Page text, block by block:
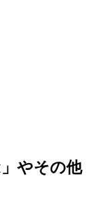
やその他